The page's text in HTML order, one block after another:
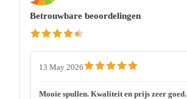
Betrouwbare beoordelingen
13 May 2026
Mooie spullen. Kwaliteit en prijs zeer goed.